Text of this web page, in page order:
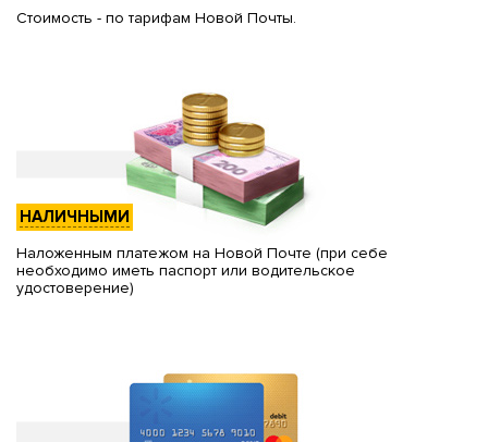
Стоимость - по тарифам Новой Почты.
НАЛИЧНЫМИ
Наложенным платежом на Новой Почте (при себе
необходимо иметь паспорт или водительское
удостоверение)